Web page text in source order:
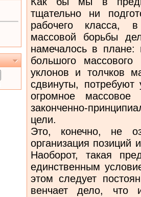
тщательно ни
рабочего класса,
массовой борьбы
намечалось в
большого массового
уклонов и толчков
сдвинуты,
огромное
законченно-
цели.
Это, конечно, не
организация позиций
Наоборот, такая
единственным
этом следует
венчает дело, что